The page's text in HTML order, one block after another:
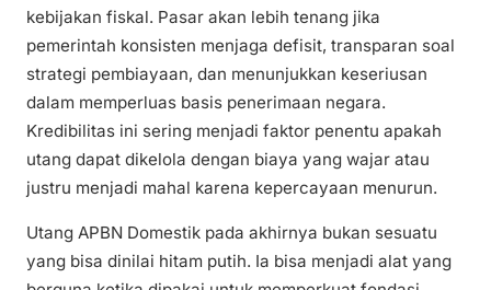
kebijakan fiskal. Pasar akan lebih tenang jika
pemerintah konsisten menjaga defisit, transparan soal
strategi pembiayaan, dan menunjukkan keseriusan
dalam memperluas basis penerimaan negara.
Kredibilitas ini sering menjadi faktor penentu apakah
utang dapat dikelola dengan biaya yang wajar atau
justru menjadi mahal karena kepercayaan menurun.
Utang APBN Domestik pada akhirnya bukan sesuatu
yang bisa dinilai hitam putih. Ia bisa menjadi alat yang